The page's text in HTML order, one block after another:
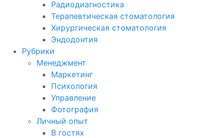
Радиодиагностика
Терапевтическая стоматология
Хирургическая стоматология
Эндодонтия
Рубрики
Менеджмент
Маркетинг
Психология
Управление
Фотография
Личный опыт
В гостях